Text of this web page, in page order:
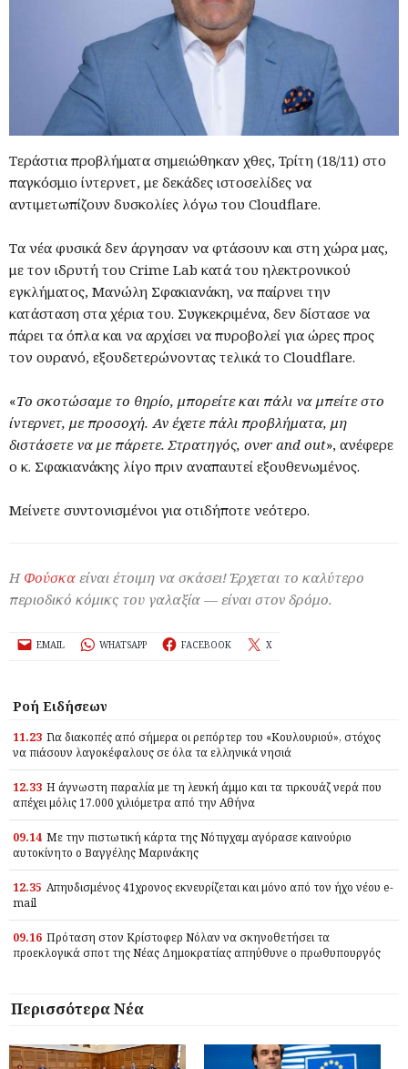
Τεράστια προβλήματα σημειώθηκαν χθες, Τρίτη (18/11) στο
παγκόσμιο ίντερνετ, με δεκάδες ιστοσελίδες να
αντιμετωπίζουν δυσκολίες λόγω του Cloudflare.
Τα νέα φυσικά δεν άργησαν να φτάσουν και στη χώρα μας,
με τον ιδρυτή του Crime Lab κατά του ηλεκτρονικού
εγκλήματος, Μανώλη Σφακιανάκη, να παίρνει την
κατάσταση στα χέρια του. Συγκεκριμένα, δεν δίστασε να
πάρει τα όπλα και να αρχίσει να πυροβολεί για ώρες προς
τον ουρανό, εξουδετερώνοντας τελικά το Cloudflare.
«Το σκοτώσαμε το θηρίο, μπορείτε και πάλι να μπείτε στο
ίντερνετ, με προσοχή. Αν έχετε πάλι προβλήματα, μη
διστάσετε να με πάρετε. Στρατηγός, over and out», ανέφερε
ο κ. Σφακιανάκης λίγο πριν αναπαυτεί εξουθενωμένος.
Μείνετε συντονισμένοι για οτιδήποτε νεότερο.
Η Φούσκα είναι έτοιμη να σκάσει! Έρχεται το καλύτερο
περιοδικό κόμικς του γαλαξία — είναι στον δρόμο.
EMAIL WHATSAPP FACEBOOK X
Ροή Ειδήσεων
11.23 Για διακοπές από σήμερα οι ρεπόρτερ του «Κουλουριού», στόχος
να πιάσουν λαγοκέφαλους σε όλα τα ελληνικά νησιά
12.33 Η άγνωστη παραλία με τη λευκή άμμο και τα τιρκουάζ νερά που
απέχει μόλις 17.000 χιλιόμετρα από την Αθήνα
09.14 Με την πιστωτική κάρτα της Νότιγχαμ αγόρασε καινούριο
αυτοκίνητο ο Βαγγέλης Μαρινάκης
12.35 Απηυδισμένος 41χρονος εκνευρίζεται και μόνο από τον ήχο νέου e-
mail
09.16 Πρόταση στον Κρίστοφερ Νόλαν να σκηνοθετήσει τα
προεκλογικά σποτ της Νέας Δημοκρατίας απηύθυνε ο πρωθυπουργός
Περισσότερα Νέα